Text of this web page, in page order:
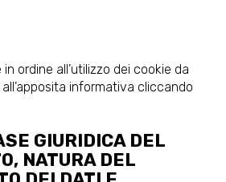
ordine all’utilizzo dei cookie da
informativa cliccando
GIURIDICA DEL
NATURA DEL